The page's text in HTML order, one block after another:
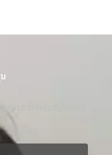
າສາຍີ່ປຸ່ນໃນສັງຄົມລາວ